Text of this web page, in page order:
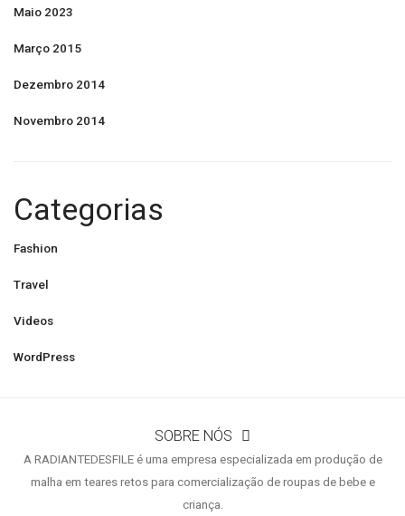
Maio 2023
Março 2015
Dezembro 2014
Novembro 2014
Categorias
Fashion
Travel
Videos
WordPress
SOBRE NÓS
A RADIANTEDESFILE é uma empresa especializada em produção de
malha em teares retos para comercialização de roupas de bebe e
criança.